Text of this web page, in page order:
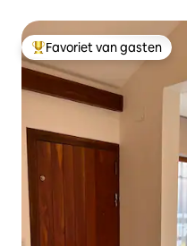
Topfavoriet van gasten
Favoriet van gasten